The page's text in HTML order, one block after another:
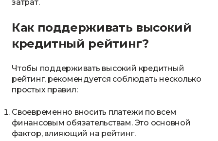
затрат.
Как поддерживать высокий
кредитный рейтинг?
Чтобы поддерживать высокий кредитный
рейтинг, рекомендуется соблюдать несколько
простых правил:
Своевременно вносить платежи по всем
финансовым обязательствам. Это основной
фактор, влияющий на рейтинг.